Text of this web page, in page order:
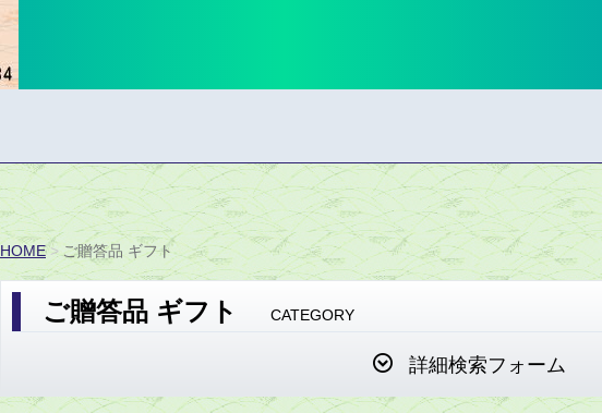
HOME ご贈答品 ギフト
ご贈答品 ギフト CATEGORY
詳細検索フォーム